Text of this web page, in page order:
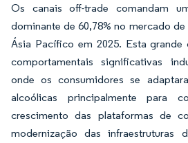
Os canais off-trade comandam
dominante de 60,78% no mercado
Ásia Pacífico em 2025. Esta grande
comportamentais significativas
onde os consumidores se
alcoólicas principalmente para
crescimento das plataformas de
modernização das infraestruturas